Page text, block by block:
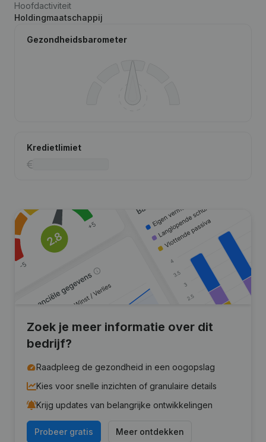
Hoofdactiviteit
Holdingmaatschappij
Gezondheidsbarometer
Kredietlimiet
Zoek je meer informatie over dit
bedrijf?
Raadpleeg de gezondheid in een oogopslag
Kies voor snelle inzichten of granulaire details
Krijg updates van belangrijke ontwikkelingen
Probeer gratis Meer ontdekken